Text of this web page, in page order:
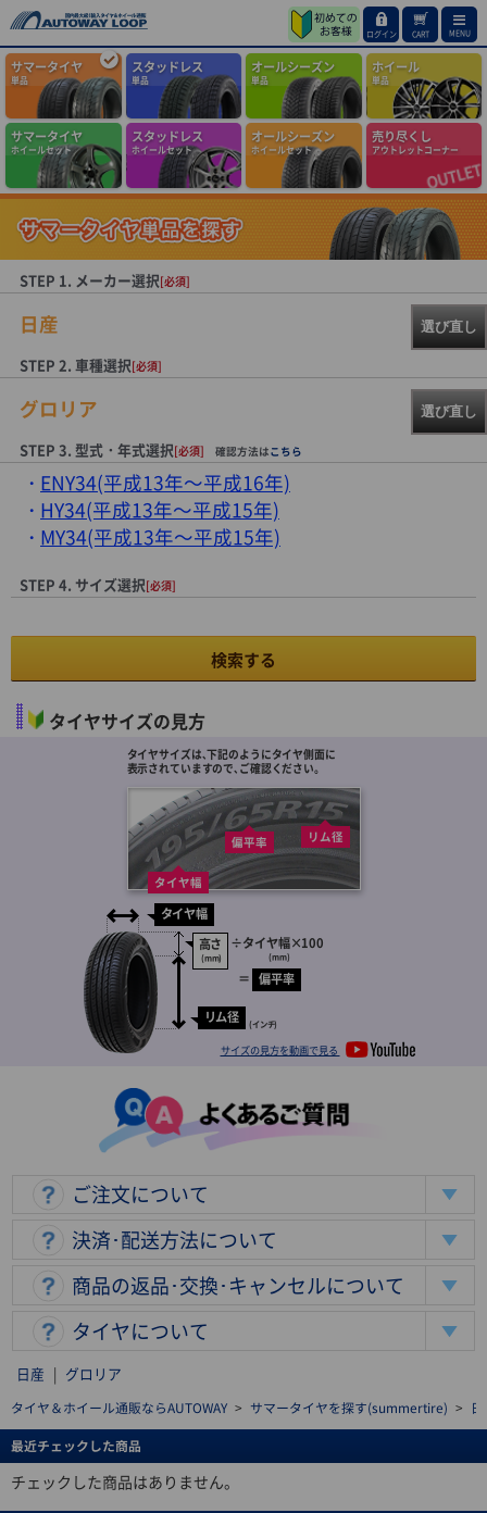
ログイン CART MENU
サマータイヤ
単品
スタッドレス
単品
オールシーズン
単品
ホイール
単品
サマータイヤ
ホイールセット
スタッドレス
ホイールセット
オールシーズン
ホイールセット
売り尽くし
アウトレットコーナー
STEP 1. メーカー選択[必須]
日産 選び直し
STEP 2. 車種選択[必須]
グロリア 選び直し
STEP 3. 型式・年式選択[必須] 確認方法はこちら
ENY34(平成13年～平成16年)
HY34(平成13年～平成15年)
MY34(平成13年～平成15年)
STEP 4. サイズ選択[必須]
検索する
タイヤサイズの見方
タイヤサイズは､下記のようにタイヤ側面に
表示されていますので､ご確認ください。
タイヤ幅
偏平率 リム径
タイヤ幅
高さ
(mm)
÷タイヤ幅
(mm)
×100
＝ 偏平率
リム径 (インチ)
サイズの見方を動画で見る
ご注文について
決済･配送方法について
商品の返品･交換･キャンセルについて
タイヤについて
日産 | グロリア
タイヤ＆ホイール通販ならAUTOWAY > サマータイヤを探す(summertire) >
最近チェックした商品
チェックした商品はありません。